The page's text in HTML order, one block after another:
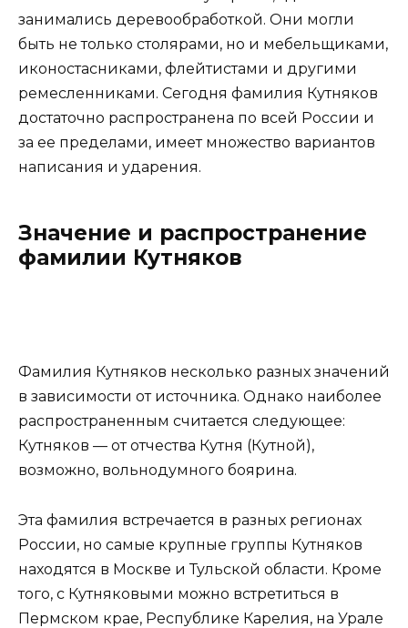
занимались деревообработкой. Они могли
быть не только столярами, но и мебельщиками,
иконостасниками, флейтистами и другими
ремесленниками. Сегодня фамилия Кутняков
достаточно распространена по всей России и
за ее пределами, имеет множество вариантов
написания и ударения.
Значение и распространение
фамилии Кутняков
Фамилия Кутняков несколько разных значений
в зависимости от источника. Однако наиболее
распространенным считается следующее:
Кутняков — от отчества Кутня (Кутной),
возможно, вольнодумного боярина.
Эта фамилия встречается в разных регионах
России, но самые крупные группы Кутняков
находятся в Москве и Тульской области. Кроме
того, с Кутняковыми можно встретиться в
Пермском крае, Республике Карелия, на Урале